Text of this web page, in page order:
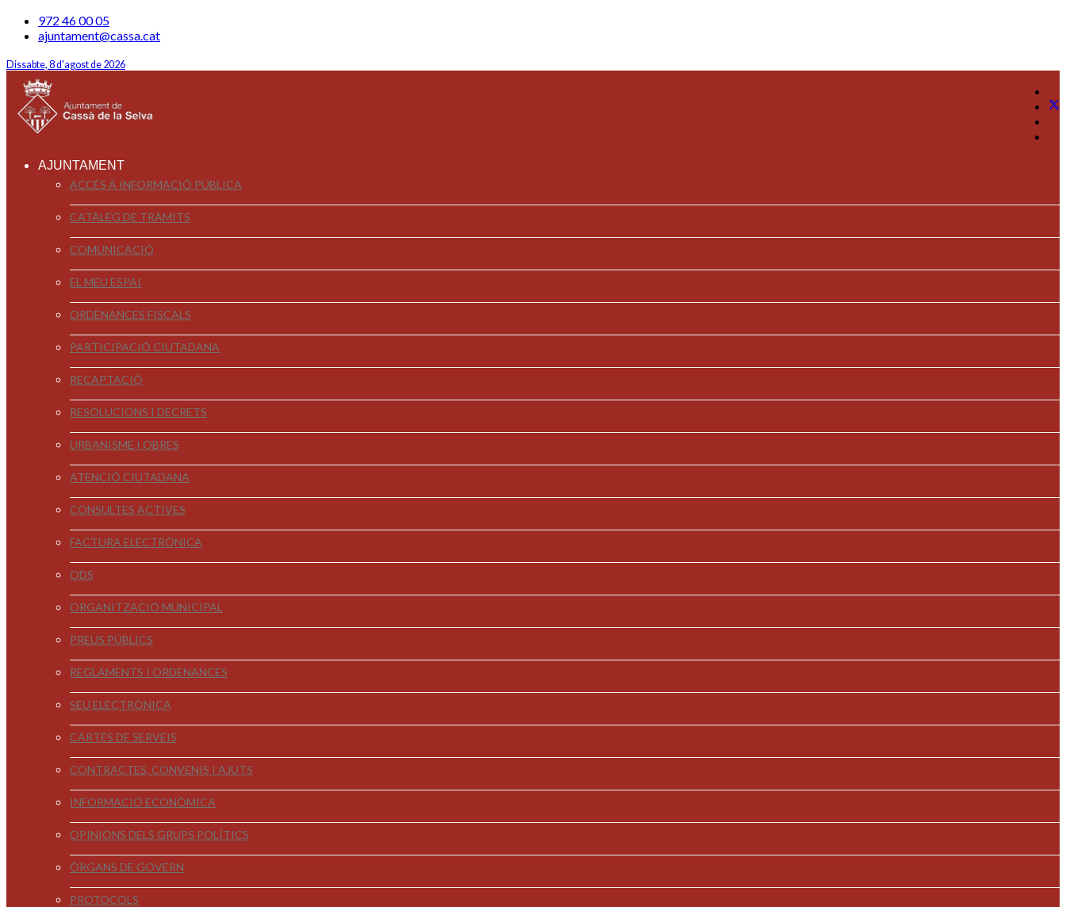
972 46 00 05
ajuntament@cassa.cat
Dissabte, 8 d'agost de 2026
AJUNTAMENT
ACCÉS A INFORMACIÓ PÚBLICA
CATÀLEG DE TRÀMITS
COMUNICACIÓ
EL MEU ESPAI
ORDENANCES FISCALS
PARTICIPACIÓ CIUTADANA
RECAPTACIÓ
RESOLUCIONS I DECRETS
URBANISME I OBRES
ATENCIÓ CIUTADANA
CONSULTES ACTIVES
FACTURA ELECTRÒNICA
ODS
ORGANITZACIÓ MUNICIPAL
PREUS PÚBLICS
REGLAMENTS I ORDENANCES
SEU ELECTRÒNICA
CARTES DE SERVEIS
CONTRACTES, CONVENIS I AJUTS
INFORMACIÓ ECONÒMICA
OPINIONS DELS GRUPS POLÍTICS
ÒRGANS DE GOVERN
PROTOCOLS